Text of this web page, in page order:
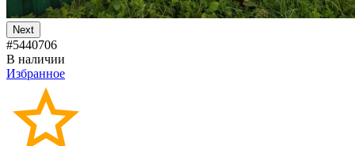
Next
#5440706
В наличии
Избранное